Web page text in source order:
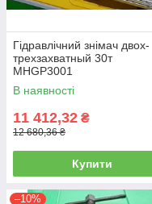
Гідравлічний знімач двох-
трехзахватный 30т
MHGP3001
В наявності
11 412,32 ₴
12 680,36 ₴
Купити
–10%